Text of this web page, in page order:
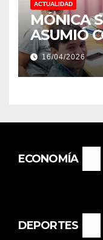
ACTUALIDAD
MÓNICA
ASUMIÓ
«RENÉ
BASAIL.
16/04/2026
ECONOMÍA
DEPORTES